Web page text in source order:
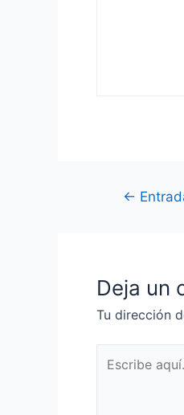
Navegación
←
Deja un
Tu dirección
aquí...